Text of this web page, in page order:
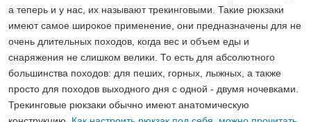
а теперь и у нас, их называют трекинговыми. Такие рюкзаки
имеют самое широкое применение, они предназначены для не
очень длительных походов, когда вес и объем еды и
снаряжения не слишком велики. То есть для абсолютного
большинства походов: для пеших, горных, лыжных, а также
просто для походов выходного дня с одной - двумя ночевками.
Трекинговые рюкзаки обычно имеют анатомическую